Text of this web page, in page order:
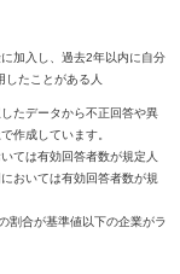
加入し、過去2年以内に自分
したことがある人
たデータから不正回答や異
作成しています。
ては有効回答者数が規定人
おいては有効回答者数が規
割合が基準値以下の企業がラ